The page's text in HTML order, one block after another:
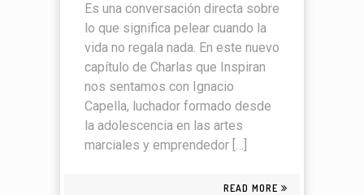
Es una conversación directa sobre
lo que significa pelear cuando la
vida no regala nada. En este nuevo
capítulo de Charlas que Inspiran
nos sentamos con Ignacio
Capella, luchador formado desde
la adolescencia en las artes
marciales y emprendedor […]
READ MORE